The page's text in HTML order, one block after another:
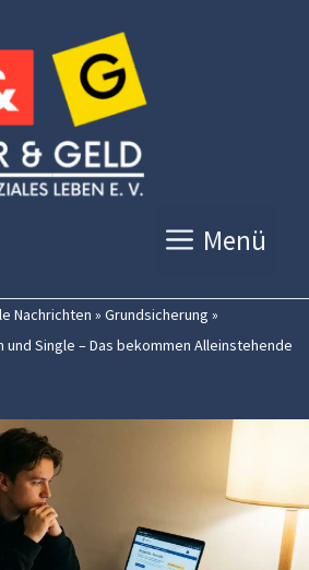
Menü
Nachrichten » Grundsicherung »
Single – Das bekommen Alleinstehende